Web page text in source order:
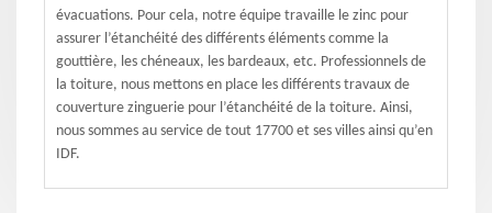
évacuations. Pour cela, notre équipe travaille le zinc pour
assurer l’étanchéité des différents éléments comme la
gouttière, les chéneaux, les bardeaux, etc. Professionnels de
la toiture, nous mettons en place les différents travaux de
couverture zinguerie pour l’étanchéité de la toiture. Ainsi,
nous sommes au service de tout 17700 et ses villes ainsi qu’en
IDF.